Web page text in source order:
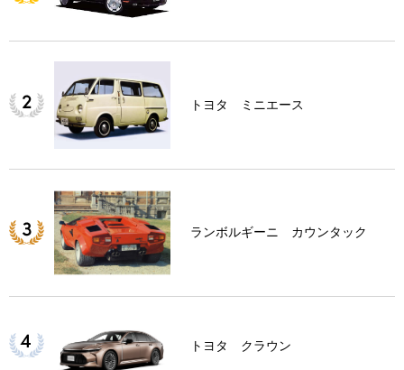
トヨタ ミニエース
ランボルギーニ カウンタック
トヨタ クラウン